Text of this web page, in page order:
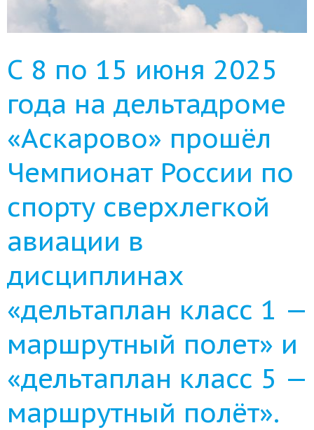
С 8 по 15 июня 2025
года на дельтадроме
«Аскарово» прошёл
Чемпионат России по
спорту сверхлегкой
авиации в
дисциплинах
«дельтаплан класс 1 —
маршрутный полет» и
«дельтаплан класс 5 —
маршрутный полёт».